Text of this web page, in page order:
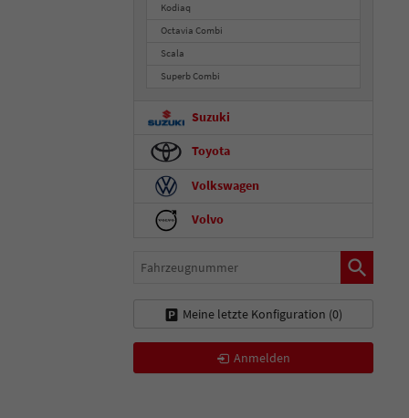
Kodiaq
Octavia Combi
Scala
Superb Combi
Suzuki
Toyota
Volkswagen
Volvo
Fahrzeugnummer
Meine letzte Konfiguration (0)
Anmelden